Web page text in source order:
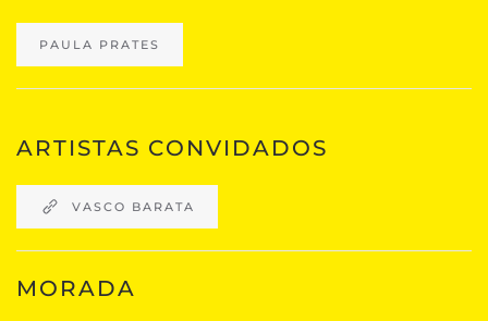
PAULA PRATES
ARTISTAS CONVIDADOS
VASCO BARATA
MORADA